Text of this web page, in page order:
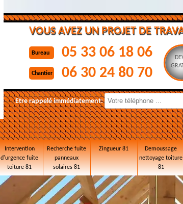
VOUS AVEZ UN PROJET DE
Bureau 05 33 06 18 06
Chantier 06 30 24 80 70
Etre rappelé immédiatement:
Intervention
d'urgence fuite
toiture 81
Recherche fuite
panneaux
solaires 81
Zingueur 81
Demoussage
nettoyage toiture
81